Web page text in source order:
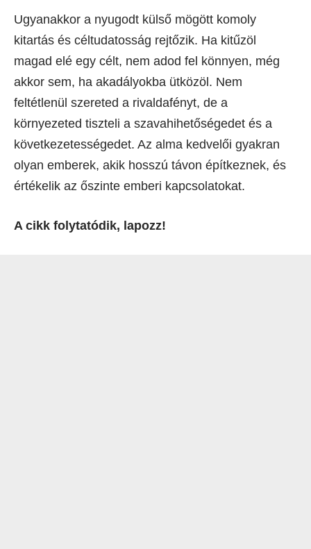
Ugyanakkor a nyugodt külső mögött komoly
kitartás és céltudatosság rejtőzik. Ha kitűzöl
magad elé egy célt, nem adod fel könnyen, még
akkor sem, ha akadályokba ütközöl. Nem
feltétlenül szereted a rivaldafényt, de a
környezeted tiszteli a szavahihetőségedet és a
következetességedet. Az alma kedvelői gyakran
olyan emberek, akik hosszú távon építkeznek, és
értékelik az őszinte emberi kapcsolatokat.
A cikk folytatódik, lapozz!